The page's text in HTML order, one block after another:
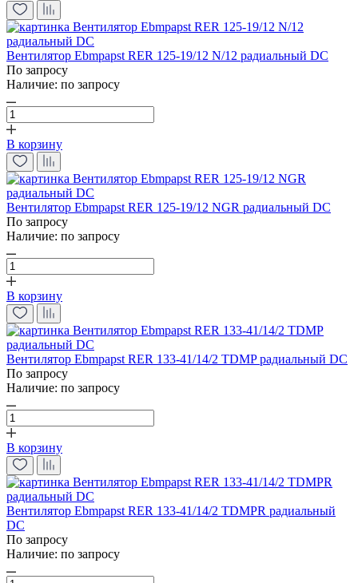
Вентилятор Ebmpapst RER 125-19/12 N/12 радиальный DC
По запросу
Наличие: по запросу
В корзину
Вентилятор Ebmpapst RER 125-19/12 NGR радиальный DC
По запросу
Наличие: по запросу
В корзину
Вентилятор Ebmpapst RER 133-41/14/2 TDMP радиальный DC
По запросу
Наличие: по запросу
В корзину
Вентилятор Ebmpapst RER 133-41/14/2 TDMPR радиальный
DC
По запросу
Наличие: по запросу